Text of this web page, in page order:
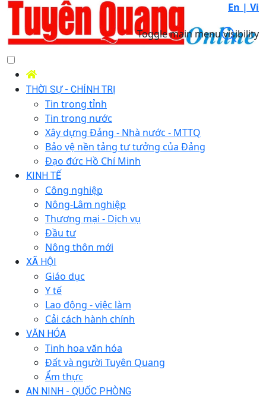
En | Vi
Toggle main menu visibility
THỜI SỰ - CHÍNH TRỊ
Tin trong tỉnh
Tin trong nước
Xây dựng Đảng - Nhà nước - MTTQ
Bảo vệ nền tảng tư tưởng của Đảng
Đạo đức Hồ Chí Minh
KINH TẾ
Công nghiệp
Nông-Lâm nghiệp
Thương mại - Dịch vụ
Đầu tư
Nông thôn mới
XÃ HỘI
Giáo dục
Y tế
Lao động - việc làm
Cải cách hành chính
VĂN HÓA
Tinh hoa văn hóa
Đất và người Tuyên Quang
Ẩm thực
AN NINH - QUỐC PHÒNG